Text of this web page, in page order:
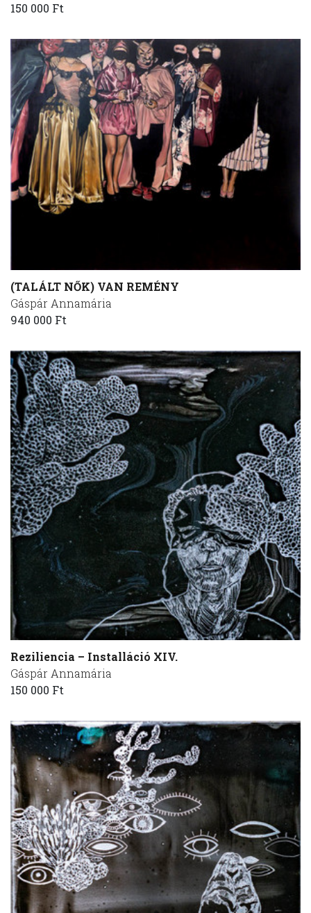
150 000 Ft
(TALÁLT NŐK) VAN REMÉNY
Gáspár Annamária
940 000 Ft
Reziliencia – Installáció XIV.
Gáspár Annamária
150 000 Ft